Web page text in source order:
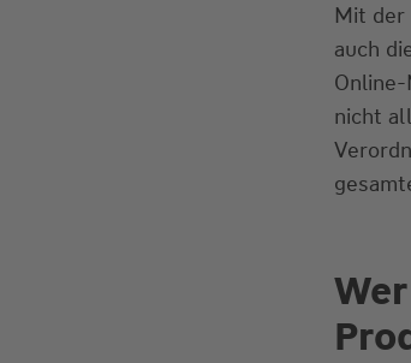
Mit der
auch
nicht